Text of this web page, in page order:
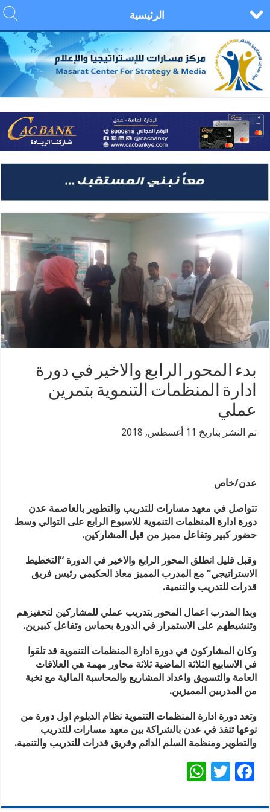
بدء المحور الرابع والاخير في دورة
ادارة المنظمات التنموية بتمرين
عملي
تم النشر بتاريخ 11 أغسطس, 2018
عدن/خاص
تتواصل في معهد مسارات للتدريب والتطوير بالعاصمة عدن
دورة ادارة المنظمات التنموية للاسبوع الرابع على التوالي وسط
حضور كبير وتفاعل مميز من قبل المشاركين.
وقبل قليل انطلق المحور الرابع والاخير في الدورة “التخطيط
الاستراتيجي” مع المدرب المميز معاذ الحكيمي رئيس فريق
قدرات للتدريب والتنمية.
وبدا المدرب اعمال المحور بتدريب عملي للمشاركين لتحفيزهم
وتنشيطهم على الاستمرار في الدورة بحماس وتفاعل كبيرين.
وكان المشاركون في دورة ادارة المنظمات التنموية قد تلقوا
في الاسابيع الثلاثة الماضية ثلاثة محاور مهمة هي العلاقات
العامة والتسويق واعداد المشاريع والمحاسبة المالية مع نخبة
من المدربين المميزين.
وتعد دورة ادارة المنظمات التنموية نظام الدبلوم اول دورة من
نوعها تنفذ في عدن بالشراكة بين معهد مسارات للتدريب
والتطوير ومنظمة السلم الدائم وفريق قدرات للتدريب والتنمية.
F
T
الرئيسية